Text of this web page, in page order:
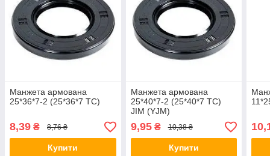
Манжета армована
25*36*7-2 (25*36*7 TC)
8,39 ₴ 8,76 ₴
Купити
Манжета армована
25*40*7-2 (25*40*7 TC)
JIM (YJM)
9,95₴ 10,38 ₴
Купити